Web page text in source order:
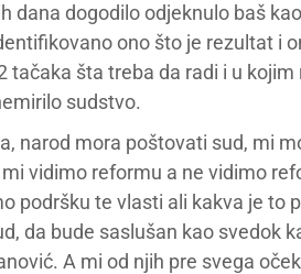
dana dogodilo odjeknulo baš
ono što je rezultat i
tačaka šta treba da radi i u
sudstvo.
narod mora poštovati sud, mi
vidimo reformu a ne vidimo
podršku te vlasti ali kakva je to
da bude saslušan kao svedok
A mi od njih pre svega